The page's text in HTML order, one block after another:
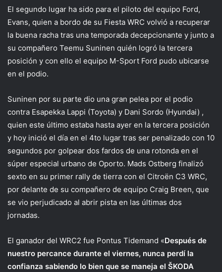
El segundo lugar ha sido para el piloto del equipo Ford,
Evans, quien a bordo de su Fiesta WRC volvió a recuperar
la buena racha tras una temporada decepcionante y junto a
su compañero Teemu Suninen quién logró la tercera
posición y con ello el equipo M-Sport Ford pudo ubicarse
en el podio.
Suninen por su parte dio una gran pelea por el podio
contra Esapekka Lappi (Toyota) y Dani Sordo (Hyundai) ,
quien este último estaba hasta ayer en la tercera posición
y hoy inició el día en el 4to lugar tras ser penalizado con 10
segundos por golpear dos fardos de una rotonda en el
súper especial urbano de Oporto. Mads Ostberg finalizó
sexto en su primer rally de tierra con el Citroën C3 WRC,
por delante de su compañero de equipo Craig Breen, que
se vio perjudicado al abrir pista en las últimas dos
jornadas.
El ganador del WRC2 fue Pontus Tidemand «Después de
nuestro percance durante el viernes, nunca perdí la
confianza sabiendo lo bien que se maneja el ŠKODA